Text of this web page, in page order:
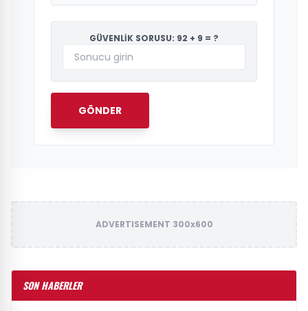
GÜVENLİK SORUSU: 92 + 9 = ?
GÖNDER
ADVERTISEMENT 300x600
SON HABERLER